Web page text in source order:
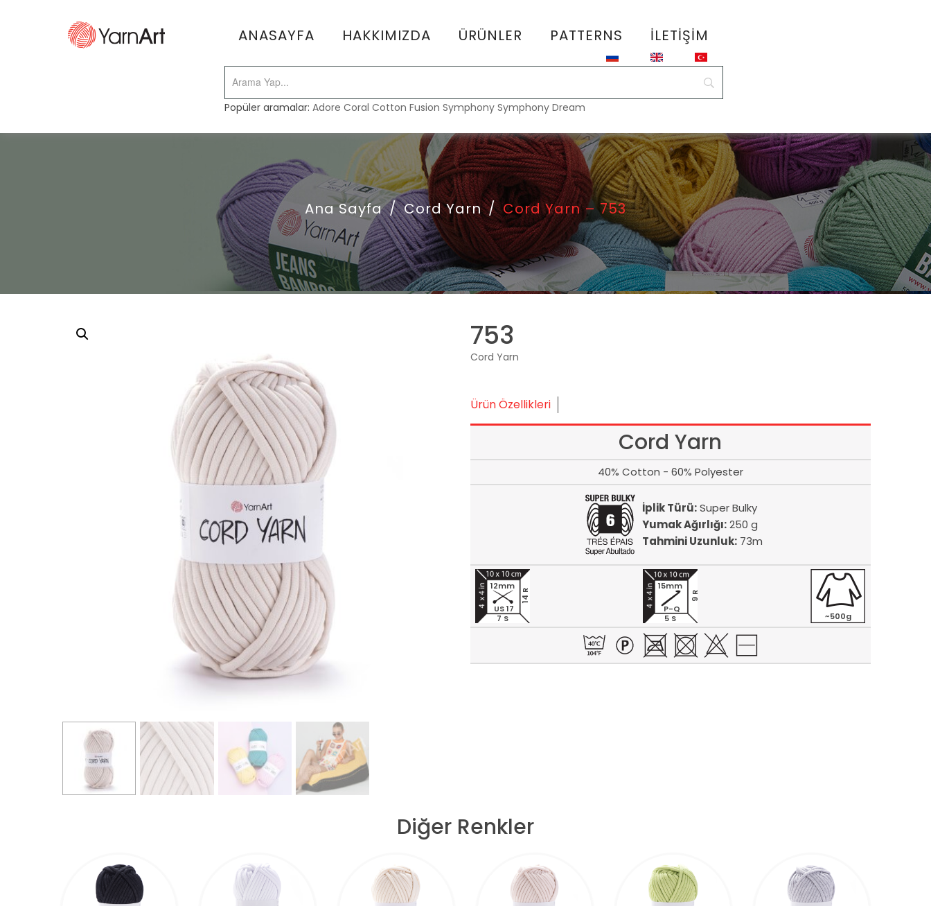
ANASAYFA HAKKIMIZDA ÜRÜNLER PATTERNS İLETIŞIM
Popüler aramalar:Adore Coral Cotton Fusion Symphony Symphony Dream
Ana Sayfa / Cord Yarn / Cord Yarn – 753
753
Cord Yarn
Ürün Özellikleri
Cord Yarn
40% Cotton - 60% Polyester
İplik Türü:Super Bulky
Yumak Ağırlığı:250 g
Tahmini Uzunluk:73m
7 S
14 R
12mm
US 17
5 S
9 R
15mm
P-Q
~500g
Diğer Renkler